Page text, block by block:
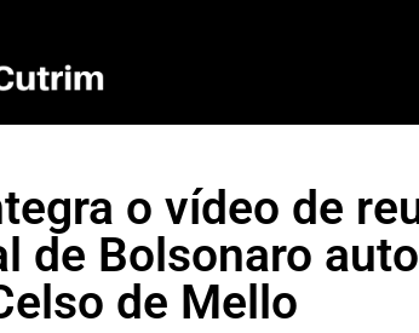
o vídeo de
de Bolsonaro
de Mello